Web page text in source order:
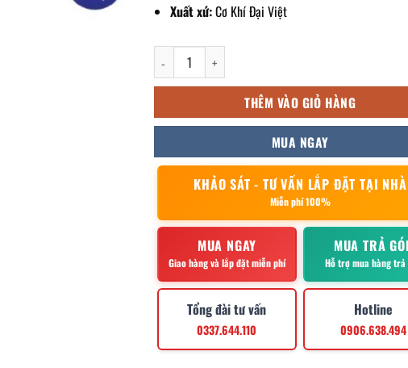
Xuất xứ:Cơ Khí Đại Việt
Bẫy mỡ công nghiệp 33000l số lượng
THÊM VÀO GIỎ HÀNG
MUA NGAY
KHẢO SÁT - TƯ VẤN LẮP ĐẶT TẠI NHÀ
Miễn phí 100%
MUA NGAY
Giao hàng và lắp đặt miễn phí
MUA TRẢ
Hỗ trợ mua hàng trả
Tổng đài tư vấn
0337.644.110
Hotline
0906.638.494